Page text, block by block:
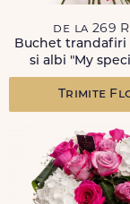
de la 269
Buchet trandafiri
si albi "My
Trimite